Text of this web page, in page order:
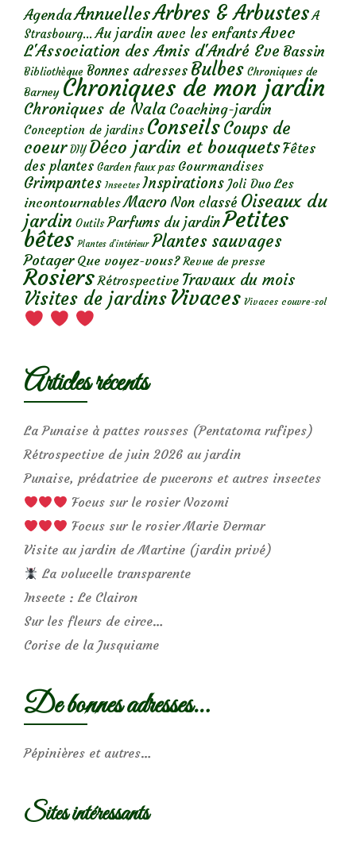
AgendaAnnuellesArbres & Arbustes A
Strasbourg... Au jardin avec les enfantsAvec
L'Association des Amis d'André Eve Bassin
Bibliothèque Bonnes adresses Bulbes Chroniques de
Barney Chroniques de mon jardin
Chroniques de Nala Coaching-jardin
Conception de jardins ConseilsCoups de
coeur DIY Déco jardin et bouquetsFêtes
des plantes Garden faux pas Gourmandises
Grimpantes Insectes Inspirations Joli Duo Les
incontournables Macro Non classé Oiseaux du
jardin Outils Parfums du jardinPetites
bêtes Plantes d’intérieur Plantes sauvages
Potager Que voyez-vous? Revue de presse
Rosiers Rétrospective Travaux du mois
Visites de jardins Vivaces Vivaces couvre-sol
Articles récents
La Punaise à pattes rousses (Pentatoma rufipes)
Rétrospective de juin 2026 au jardin
Punaise, prédatrice de pucerons et autres insectes
Focus sur le rosier Nozomi
Focus sur le rosier Marie Dermar
Visite au jardin de Martine (jardin privé)
La volucelle transparente
Insecte : Le Clairon
Sur les fleurs de circe…
Corise de la Jusquiame
De bonnes adresses…
Pépinières et autres…
Sites intéressants